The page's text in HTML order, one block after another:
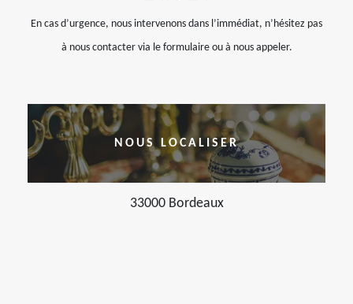
En cas d’urgence, nous intervenons dans l’immédiat, n’hésitez pas
à nous contacter via le formulaire ou à nous appeler.
NOUS LOCALISER
33000 Bordeaux